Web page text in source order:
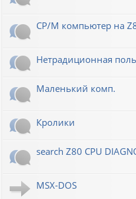
CP/M компьютер на
Нетрадиционная
Маленький комп.
Кролики
search Z80 CPU
MSX-DOS